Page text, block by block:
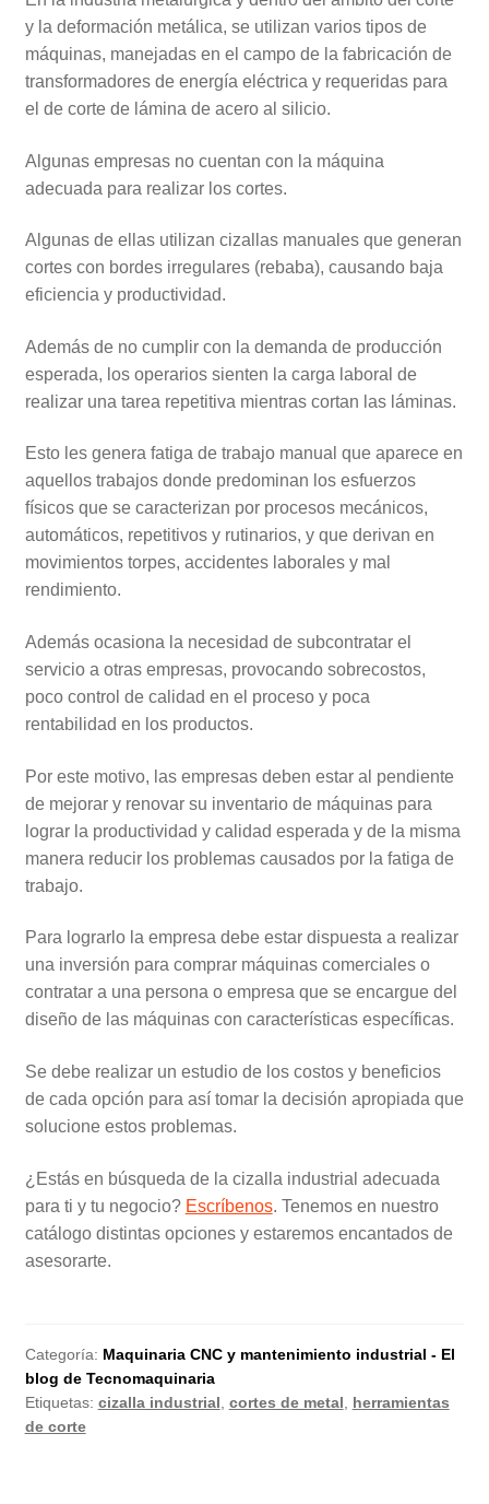
y la deformación metálica, se utilizan varios tipos de
máquinas, manejadas en el campo de la fabricación de
transformadores de energía eléctrica y requeridas para
el de corte de lámina de acero al silicio.
Algunas empresas no cuentan con la máquina
adecuada para realizar los cortes.
Algunas de ellas utilizan cizallas manuales que generan
cortes con bordes irregulares (rebaba), causando baja
eficiencia y productividad.
Además de no cumplir con la demanda de producción
esperada, los operarios sienten la carga laboral de
realizar una tarea repetitiva mientras cortan las láminas.
Esto les genera fatiga de trabajo manual que aparece en
aquellos trabajos donde predominan los esfuerzos
físicos que se caracterizan por procesos mecánicos,
automáticos, repetitivos y rutinarios, y que derivan en
movimientos torpes, accidentes laborales y mal
rendimiento.
Además ocasiona la necesidad de subcontratar el
servicio a otras empresas, provocando sobrecostos,
poco control de calidad en el proceso y poca
rentabilidad en los productos.
Por este motivo, las empresas deben estar al pendiente
de mejorar y renovar su inventario de máquinas para
lograr la productividad y calidad esperada y de la misma
manera reducir los problemas causados por la fatiga de
trabajo.
Para lograrlo la empresa debe estar dispuesta a realizar
una inversión para comprar máquinas comerciales o
contratar a una persona o empresa que se encargue del
diseño de las máquinas con características específicas.
Se debe realizar un estudio de los costos y beneficios
de cada opción para así tomar la decisión apropiada que
solucione estos problemas.
¿Estás en búsqueda de la cizalla industrial adecuada
para ti y tu negocio? Escríbenos. Tenemos en nuestro
catálogo distintas opciones y estaremos encantados de
asesorarte.
Categoría: Maquinaria CNC y mantenimiento industrial - El
blog de Tecnomaquinaria
Etiquetas: cizalla industrial cortes de metal
herramientas
de corte